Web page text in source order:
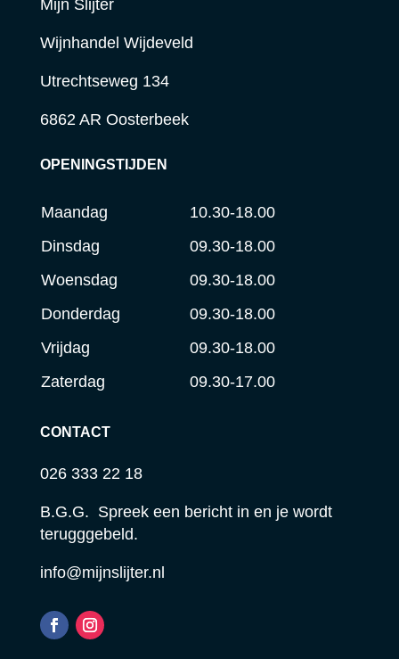
Mijn Slijter
Wijnhandel Wijdeveld
Utrechtseweg 134
6862 AR Oosterbeek
OPENINGSTIJDEN
Maandag
10.30-18.00
Dinsdag
09.30-18.00
Woensdag
09.30-18.00
Donderdag
09.30-18.00
Vrijdag
09.30-18.00
Zaterdag
09.30-17.00
CONTACT
026 333 22 18
B.G.G. Spreek een bericht in en je wordt
terugggebeld.
info@mijnslijter.nl